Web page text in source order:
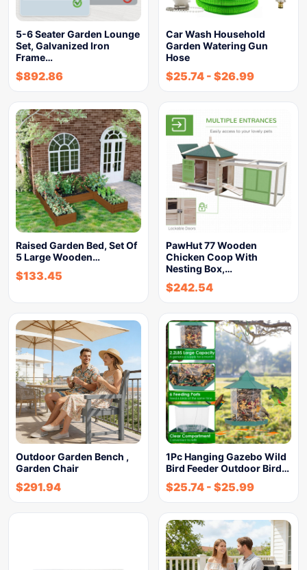
5-6 Seater Garden Lounge
Set, Galvanized Iron
Frame…
$892.86
Car Wash Household
Garden Watering Gun
Hose
$25.74 - $26.99
Raised Garden Bed, Set Of
5 Large Wooden…
$133.45
PawHut 77 Wooden
Chicken Coop With
Nesting Box,…
$242.54
Outdoor Garden Bench ,
Garden Chair
$291.94
1Pc Hanging Gazebo Wild
Bird Feeder Outdoor Bird…
$25.74 - $25.99